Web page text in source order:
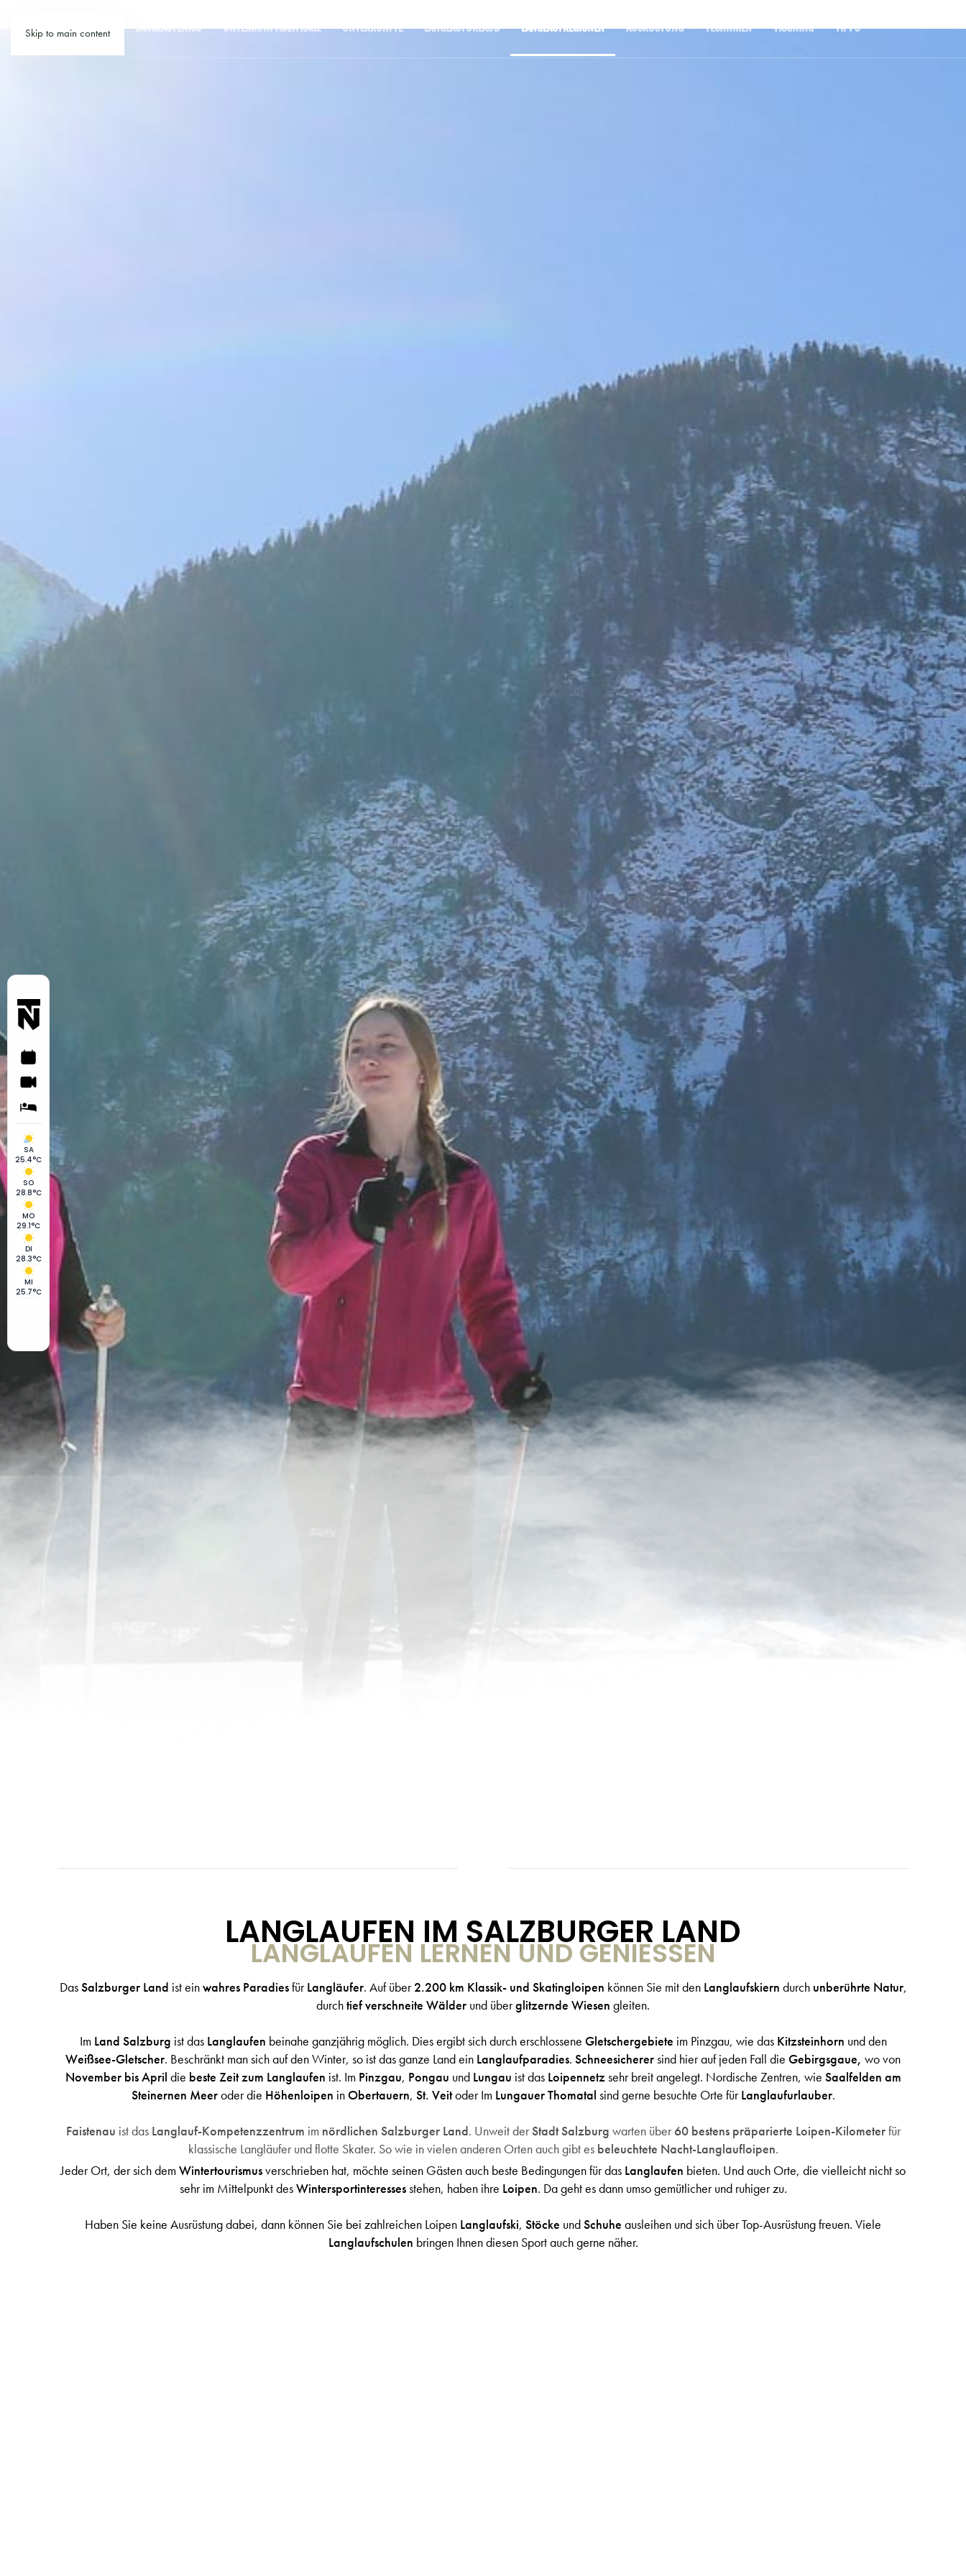
Skip to main content LANGLAUFEN.CO UNTERKUNFTSANFRAGE UNTERKÜNFTE LANGLAUFURLAUB LANGLAUFREGIONEN AUSRÜSTUNG TECHNIKEN TRAINING TIPPS
LANGLAUFEN IM SALZBURGER LAND
LANGLAUFEN LERNEN UND GENIESSEN
DasSalzburger Land ist einwahres ParadiesfürLangläufer. Auf über2.200 km Klassik- und Skatingloipen können Sie mit den Langlaufskiern durch unberührte Natur,
durchtief verschneite Wälder und überglitzernde Wiesen gleiten.
Im Land Salzburg ist das Langlaufen beinahe ganzjährig möglich. Dies ergibt sich durch erschlossene Gletschergebiete im Pinzgau, wie das Kitzsteinhorn und den
Weißsee-Gletscher. Beschränkt man sich auf den Winter, so ist das ganze Land ein Langlaufparadies. Schneesicherersind hier auf jeden Fall die Gebirgsgaue, wo von
November bis April die beste Zeit zum Langlaufen ist. Im Pinzgau, Pongau und Lungau ist das Loipennetzsehr breit angelegt. Nordische Zentren, wie Saalfelden am
Steinernen Meeroder die Höhenloipen inObertauern, St. Veitoder Im Lungauer Thomatal sind gerne besuchte Orte fürLanglaufurlauber.
Faistenau ist das Langlauf-Kompetenzzentrum im nördlichen Salzburger Land. Unweit derStadt Salzburg warten über60 bestens präparierte Loipen-Kilometerfür
klassische Langläufer und flotte Skater. So wie in vielen anderen Orten auch gibt es beleuchtete Nacht-Langlaufloipen.
Jeder Ort, der sich demWintertourismusverschrieben hat, möchte seinen Gästen auch beste Bedingungen für das Langlaufen bieten. Und auch Orte, die vielleicht nicht so
sehr im Mittelpunkt desWintersportinteressesstehen, haben ihre Loipen. Da geht es dann umso gemütlicher und ruhiger zu.
Haben Sie keine Ausrüstung dabei, dann können Sie bei zahlreichen Loipen Langlaufski, Stöcke undSchuhe ausleihen und sich über Top-Ausrüstung freuen. Viele
Langlaufschulen bringen Ihnen diesen Sport auch gerne näher.
SA
25.4°C
SO
28.8°C
MO
29.1°C
DI
28.3°C
MI
25.7°C